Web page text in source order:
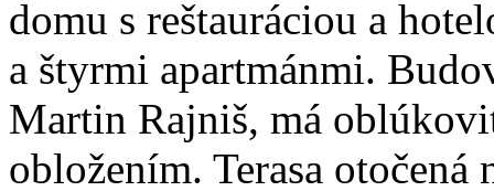
domu s reštauráciou a
a štyrmi apartmánmi.
Martin Rajniš, má
obložením. Terasa